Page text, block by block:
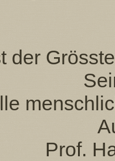
der
Prof.